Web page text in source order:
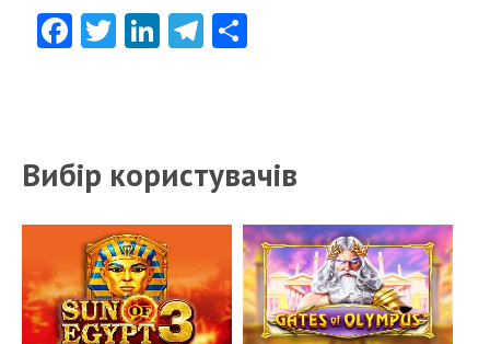
Facebook
Twitter
LinkedIn
Telegram
Вибір користувачів